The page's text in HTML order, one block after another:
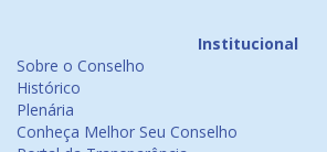
Institucional
Sobre o Conselho
Histórico
Plenária
Conheça Melhor Seu Conselho